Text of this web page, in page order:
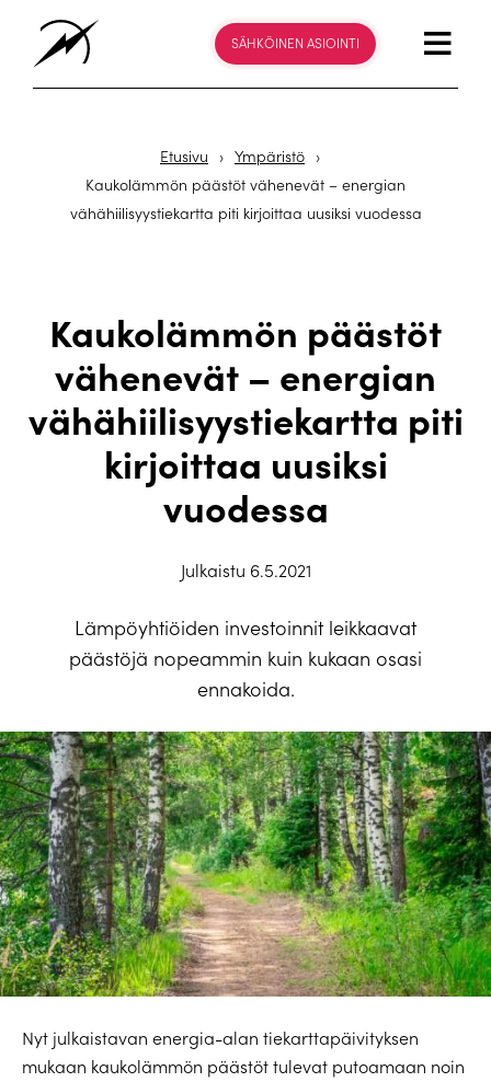
SÄHKÖINEN ASIOINTI
Etusivu › Ympäristö ›
Kaukolämmön päästöt vähenevät – energian
vähähiilisyystiekartta piti kirjoittaa uusiksi vuodessa
Kaukolämmön päästöt
vähenevät – energian
vähähiilisyystiekartta piti
kirjoittaa uusiksi
vuodessa
Julkaistu 6.5.2021
Lämpöyhtiöiden investoinnit leikkaavat
päästöjä nopeammin kuin kukaan osasi
ennakoida.
Nyt julkaistavan energia-alan tiekarttapäivityksen
mukaan kaukolämmön päästöt tulevat putoamaan noin